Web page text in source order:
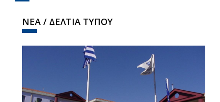
ΝΕΑ / ΔΕΛΤΙΑ ΤΥΠΟΥ